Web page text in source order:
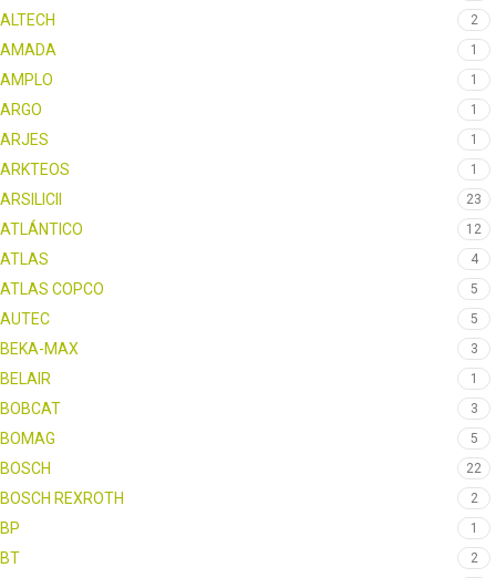
ALTECH 2
AMADA 1
AMPLO 1
ARGO 1
ARJES 1
ARKTEOS 1
ARSILICII 23
ATLÁNTICO 12
ATLAS 4
ATLAS COPCO 5
AUTEC 5
BEKA-MAX 3
BELAIR 1
BOBCAT 3
BOMAG 5
BOSCH 22
BOSCH REXROTH 2
BP 1
BT 2